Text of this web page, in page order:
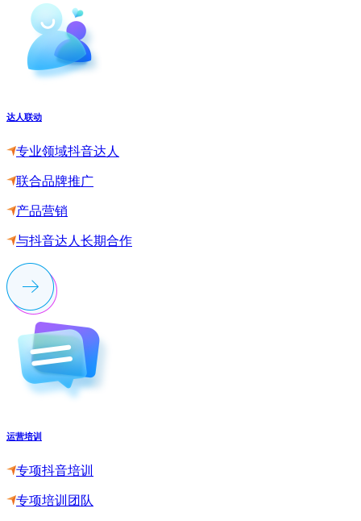
达人联动
专业领域抖音达人
联合品牌推广
产品营销
与抖音达人长期合作
运营培训
专项抖音培训
专项培训团队